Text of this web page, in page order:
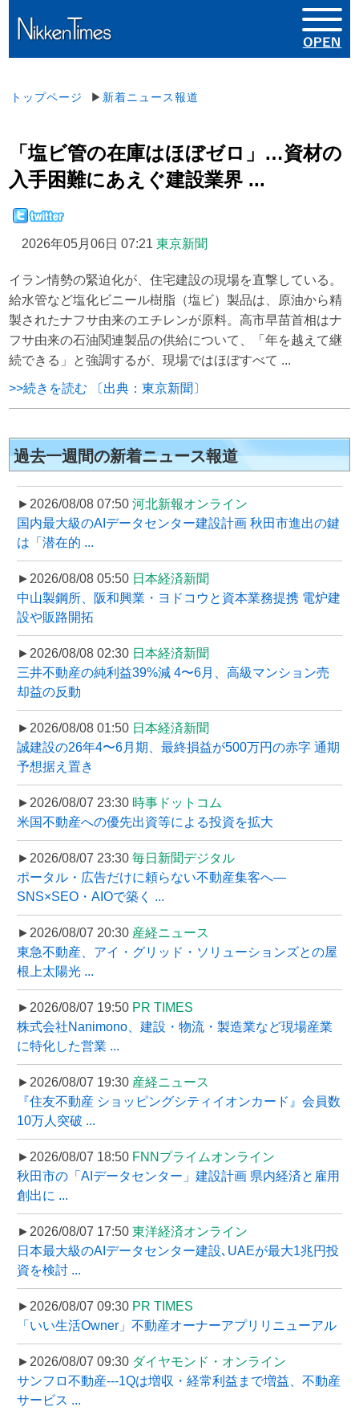
トップページ ▶ 新着ニュース報道
「塩ビ管の在庫はほぼゼロ」…資材の
入手困難にあえぐ建設業界 ...
2026年05月06日 07:21 東京新聞
イラン情勢の緊迫化が、住宅建設の現場を直撃している。
給水管など塩化ビニール樹脂（塩ビ）製品は、原油から精
製されたナフサ由来のエチレンが原料。高市早苗首相はナ
フサ由来の石油関連製品の供給について、「年を越えて継
続できる」と強調するが、現場ではほぼすべて ...
>>続きを読む 〔出典：東京新聞〕
過去一週間の新着ニュース報道
►2026/08/08 07:50 河北新報オンライン
国内最大級のAIデータセンター建設計画 秋田市進出の鍵
は「潜在的 ...
►2026/08/08 05:50 日本経済新聞
中山製鋼所、阪和興業・ヨドコウと資本業務提携 電炉建
設や販路開拓
►2026/08/08 02:30 日本経済新聞
三井不動産の純利益39%減 4〜6月、高級マンション売
却益の反動
►2026/08/08 01:50 日本経済新聞
誠建設の26年4〜6月期、最終損益が500万円の赤字 通期
予想据え置き
►2026/08/07 23:30 時事ドットコム
米国不動産への優先出資等による投資を拡大
►2026/08/07 23:30 毎日新聞デジタル
ポータル・広告だけに頼らない不動産集客へ―
SNS×SEO・AIOで築く ...
►2026/08/07 20:30 産経ニュース
東急不動産、アイ・グリッド・ソリューションズとの屋
根上太陽光 ...
►2026/08/07 19:50 PR TIMES
株式会社Nanimono、建設・物流・製造業など現場産業
に特化した営業 ...
►2026/08/07 19:30 産経ニュース
『住友不動産 ショッピングシティイオンカード』会員数
10万人突破 ...
►2026/08/07 18:50 FNNプライムオンライン
秋田市の「AIデータセンター」建設計画 県内経済と雇用
創出に ...
►2026/08/07 17:50 東洋経済オンライン
日本最大級のAIデータセンター建設､UAEが最大1兆円投
資を検討 ...
►2026/08/07 09:30 PR TIMES
「いい生活Owner」不動産オーナーアプリリニューアル
►2026/08/07 09:30 ダイヤモンド・オンライン
サンフロ不動産---1Qは増収・経常利益まで増益、不動産
サービス ...